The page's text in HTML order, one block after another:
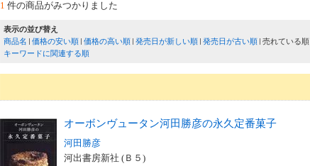
1 件の商品がみつかりました
表示の並び替え
商品名
価格の安い順 価格の高い順 発売日が新しい順 発売日が古い順 売れている順
キーワードに関連する順
オーボンヴュータン河田勝彦の永久定番菓子
河田勝彦
河出書房新社 (Ｂ５)